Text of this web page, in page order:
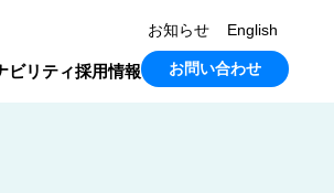
ビリティ採用情報
お知らせ English
お問い合わせ